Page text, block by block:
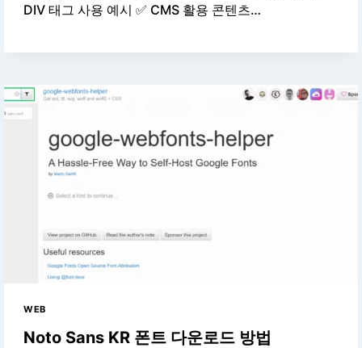
DIV 태그 사용 예시 ✅ CMS 활용 콘텐츠…
WEB
Noto Sans KR 폰트 다운로드 방법